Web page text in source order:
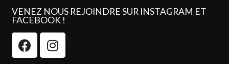
VENEZ NOUS REJOINDRE SUR INSTAGRAM ET
FACEBOOK !